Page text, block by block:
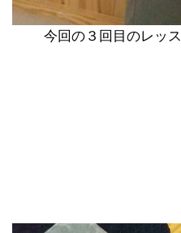
今回の３回目のレッ